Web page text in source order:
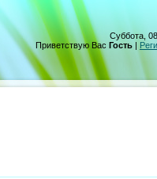
Суббота,
Приветствую Вас Гость |